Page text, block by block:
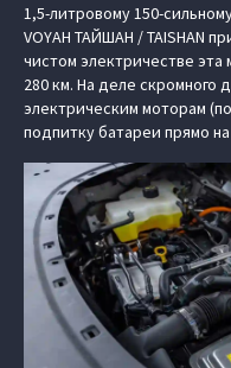
1,5-литровому 150-
VOYAH ТАЙШАН / TAISHAN
чистом электричестве
280 км. На деле скромного
электрическим моторам
подпитку батареи прямо